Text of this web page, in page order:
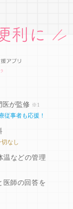
医が監修 ※1
従事者も応援！
なし
温などの管理
医師の回答を